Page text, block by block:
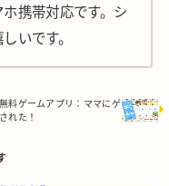
携帯対応です。シ
いです。
料ゲームアプリ：ママにゲ
れた！